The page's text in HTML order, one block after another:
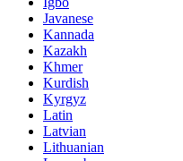
Javanese
Kannada
Kazakh
Khmer
Kurdish
Kyrgyz
Latin
Latvian
Lithuanian